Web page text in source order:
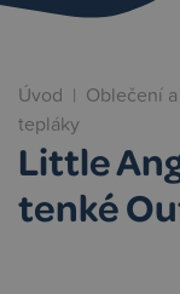
Úvod | Oblečení
tepláky
Little
tenké